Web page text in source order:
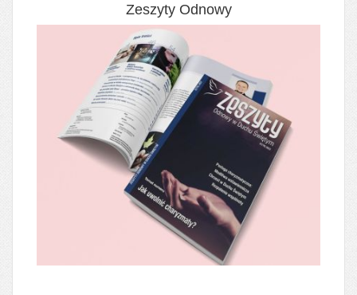
Zeszyty Odnowy